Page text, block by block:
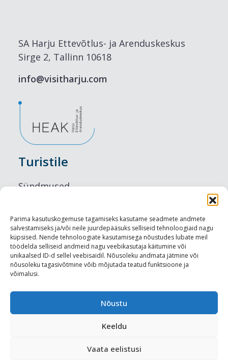
Parima kasutuskogemuse tagamiseks kasutame seadmete andmete
salvestamiseks ja/või neile juurdepääsuks selliseid tehnoloogiaid nagu
küpsised. Nende tehnoloogiate kasutamisega nõustudes lubate meil
töödelda selliseid andmeid nagu veebikasutaja käitumine või
unikaalsed ID-d sellel veebisaidil. Nõusoleku andmata jätmine või
nõusoleku tagasivõtmine võib mõjutada teatud funktsioone ja
võimalusi.
Nõustu
Keeldu
Vaata eelistusi
SA Harju Ettevõtlus- ja Arenduskeskus
Sirge 2, Tallinn 10618
info@visitharju.com
Turistile
Sündmused
Maitseelamused
Vaatamisväärsused
Visit Tallinn
Turismiprofessionaalile
Harju-, Rapla- ja Läänemaa DMO
Meediakajastused